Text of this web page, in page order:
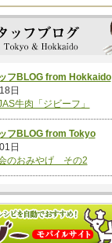
フBLOG from Hokkaido
日
牛肉「ジビーフ」
フBLOG from Tokyo
日
のおみやげ その2